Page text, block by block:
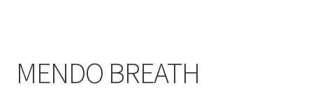
MENDO BREATH